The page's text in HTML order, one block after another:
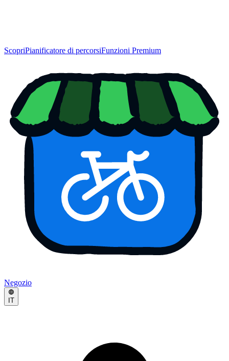
ScopriPianificatore di percorsiFunzioni Premium
Negozio
IT